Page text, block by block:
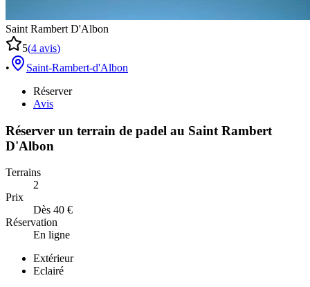
Saint Rambert D'Albon
5(4 avis)
•
Saint-Rambert-d'Albon
Réserver
Avis
Réserver un terrain de padel au Saint Rambert
D'Albon
Terrains
2
Prix
Dès 40 €
Réservation
En ligne
Extérieur
Eclairé